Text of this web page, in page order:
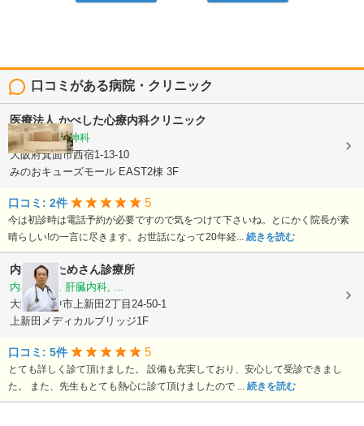
口コミがある病院・クリニック
医療法人 かべした心療内科クリニック
心療内科, 精神科
大阪府箕面市西宿1-13-10
みのおキューズモール EAST2棟 3F
口コミ: 2件 5
今は初診時は電話予約が必要ですので気をつけて下さいね。とにかく院長が素
晴らしい!の一言に尽きます。お世話になって20年経... 続きを読む
内科外科ためさん診療所
内科, 外科, 肝臓内科, ...
大阪府豊中市上新田2丁目24-50-1
上新田メディカルブリッジ1F
口コミ: 5件 5
とても詳しく診て頂けました。 設備も充実しており、安心して受診できまし
た。 また、先生もとても熱心に診て頂けましたので ... 続きを読む